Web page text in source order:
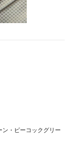
・ピーコックグリー